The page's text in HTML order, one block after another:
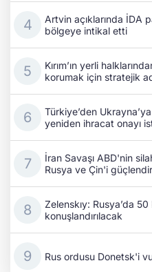
Artvin açıklarında İDA
bölgeye intikal etti
Kırım’ın yerli
korumak için stratejik
Türkiye’den
yeniden ihracat onayı
İran Savaşı ABD'nin
Rusya ve Çin'i
Zelenskıy: Rusya’da
konuşlandırılacak
Rus ordusu Donetsk'i